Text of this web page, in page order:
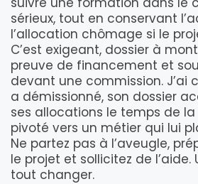
sérieux, tout en conservant
l’allocation chômage si le
C’est exigeant, dossier à
preuve de financement et
devant une commission. J’ai
a démissionné, son dossier
ses allocations le temps de
pivoté vers un métier qui lui
Ne partez pas à l’aveugle,
le projet et sollicitez de l’aide.
tout changer.